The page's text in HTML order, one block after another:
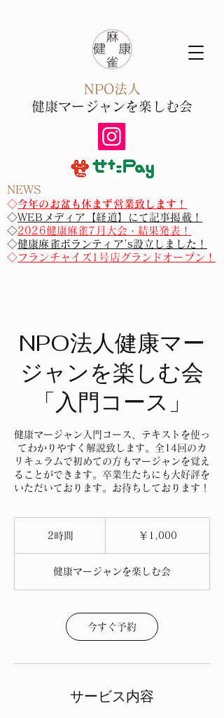
NPO法人
健康マー ジャン​を楽しむ会
NEWS
​​◇今年のお盆も休まず営業致します！
◇WEBメディア【経道】にて記事掲載！
◇2026健康麻雀7月大会・結果発表！
◇健康麻雀ボランティア's設立しました！
◇フランチャイズ1号店グランドオープン！
NPO法人健康マー
ジャンを楽しむ会
「入門コース」
健康マージャン入門コース、テキストを使っ
てわかりやすく解説致します。全14回のカ
リキュラムで初めての方もマージャンを覚え
ることができます。卒業生たちにも大好評を
いただいております。お待ちしております！
2時間 ￥1,000
健康マージャンを楽しむ会
今すぐ予約
サービス内容